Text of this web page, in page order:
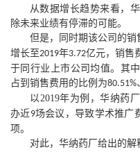
从数据增长趋势来看，
除未来业绩有停滞的可能。
但是，同时期该公司的
增长至2019年3.72亿元，销售
于同行业上市公司均值。其
占到销售费用的比例为80.51%
以2019年为例，华纳药
办近9场会议，导致学术推广
项。
对此，华纳药厂给出的解